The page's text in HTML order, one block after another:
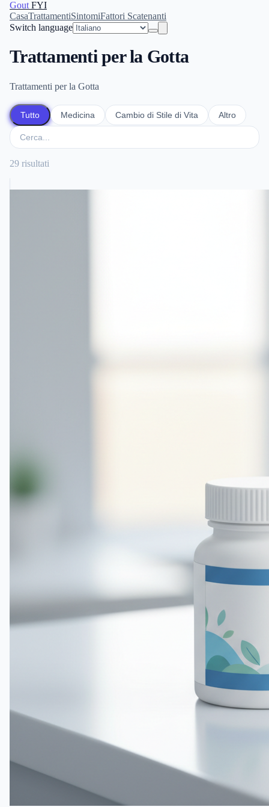
Gout FYI
CasaTrattamentiSintomiFattori Scatenanti
Switch language
Trattamenti per la Gotta
Trattamenti per la Gotta
Tutto Medicina Cambio di Stile di Vita Altro
29 risultati